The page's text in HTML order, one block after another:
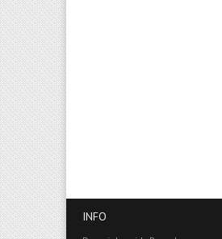
INFO